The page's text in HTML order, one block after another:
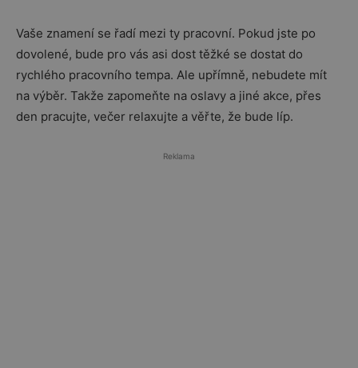
Vaše znamení se řadí mezi ty pracovní. Pokud jste po
dovolené, bude pro vás asi dost těžké se dostat do
rychlého pracovního tempa. Ale upřímně, nebudete mít
na výběr. Takže zapomeňte na oslavy a jiné akce, přes
den pracujte, večer relaxujte a věřte, že bude líp.
Reklama